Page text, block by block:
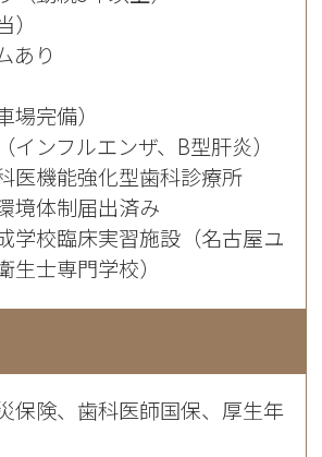
あり
完備）
インフルエンザ、B型肝炎）
医機能強化型歯科診療所
境体制届出済み
学校臨床実習施設（名古屋ユ
生士専門学校）
保険、歯科医師国保、厚生年